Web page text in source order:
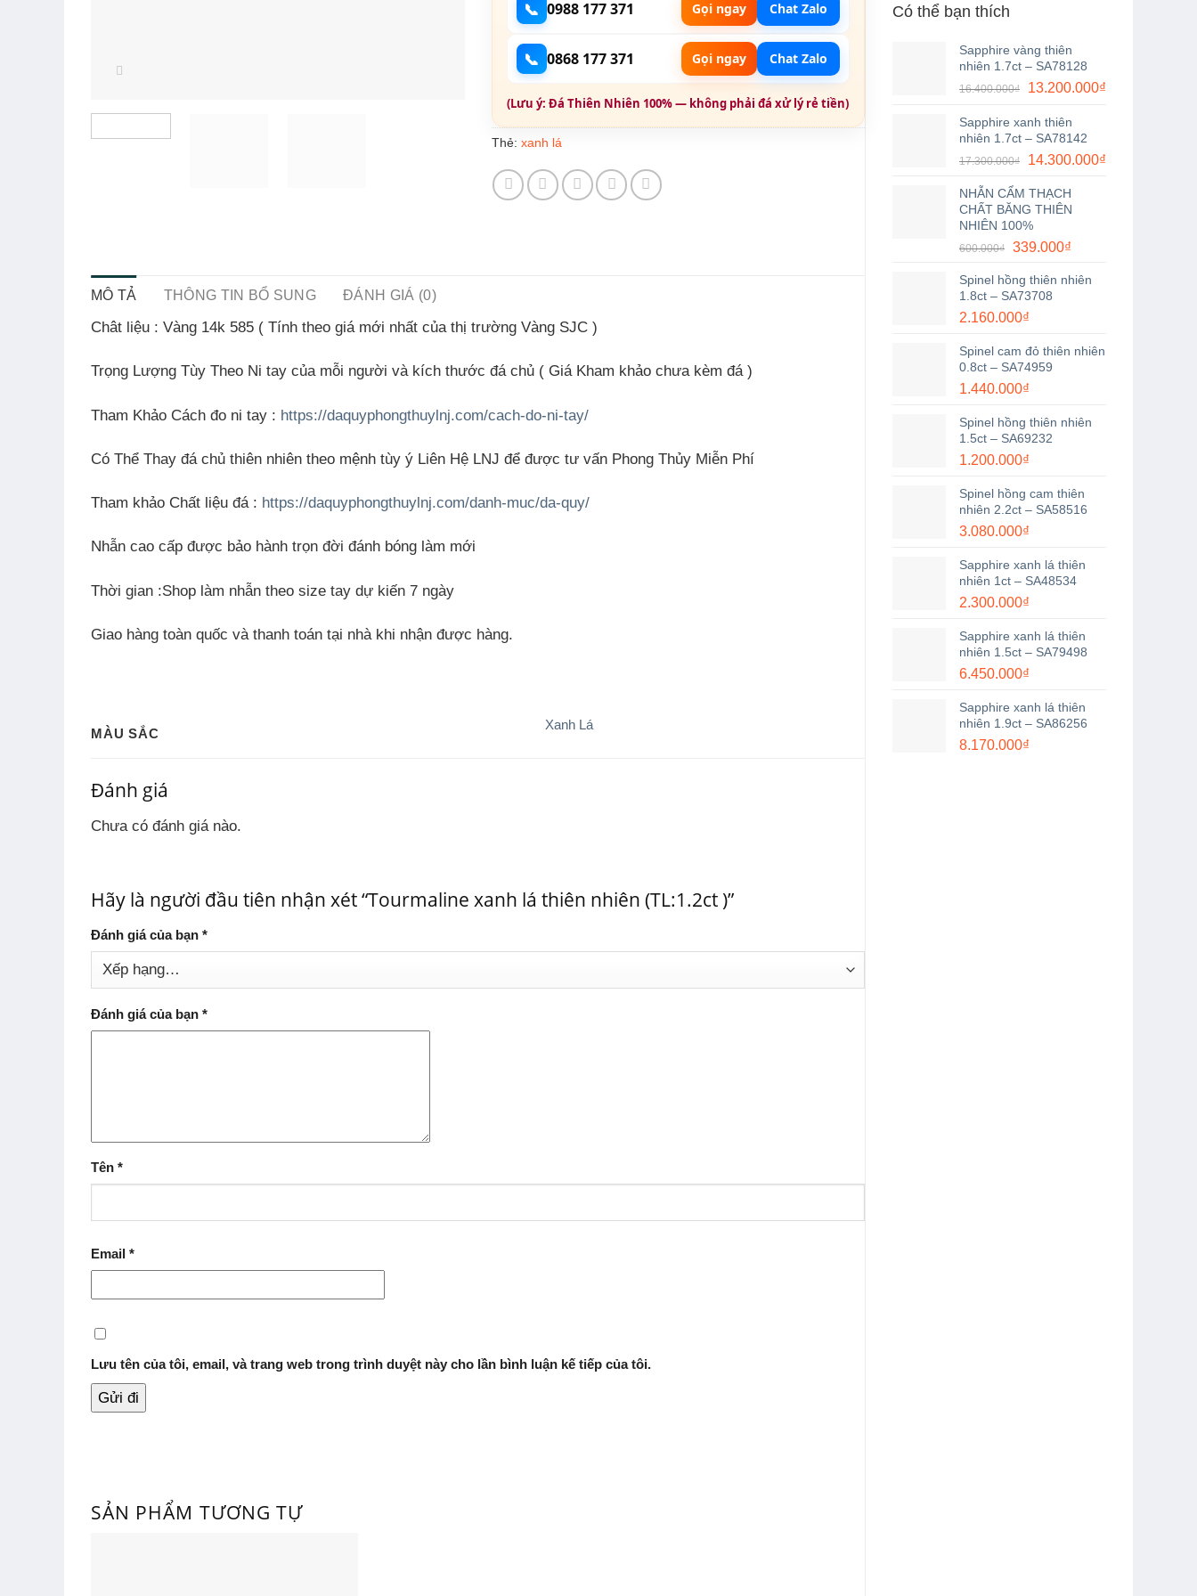
Có thể bạn thích
Sapphire vàng thiên
nhiên 1.7ct – SA78128
16.400.000₫
Giá
là:
16.400.000₫.
13.200.000₫Giá
13.200.000₫.
Sapphire xanh thiên
nhiên 1.7ct – SA78142
17.300.000₫
Giá
là:
17.300.000₫.
14.300.000₫Giá
NHẪN CẨM THẠCH
CHẤT BĂNG THIÊN
NHIÊN 100%
600.000₫
Giá
là:
600.000₫.
339.000₫Giá
tại
Spinel hồng thiên nhiên
1.8ct – SA73708
2.160.000₫
Spinel cam đỏ thiên nhiên
0.8ct – SA74959
1.440.000₫
Spinel hồng thiên nhiên
1.5ct – SA69232
1.200.000₫
Spinel hồng cam thiên
nhiên 2.2ct – SA58516
3.080.000₫
Sapphire xanh lá thiên
nhiên 1ct – SA48534
2.300.000₫
Sapphire xanh lá thiên
nhiên 1.5ct – SA79498
6.450.000₫
Sapphire xanh lá thiên
nhiên 1.9ct – SA86256
8.170.000₫
📞 0988 177 371 Gọi ngay Chat Zalo
📞 0868 177 371 Gọi ngay Chat Zalo
(Lưu ý: Đá Thiên Nhiên 100% — không phải đá xử lý rẻ tiền)
Thẻ: xanh lá
MÔ TẢ THÔNG TIN BỔ SUNG ĐÁNH GIÁ (0)
Chât liệu : Vàng 14k 585 ( Tính theo giá mới nhất của thị trường Vàng SJC )
Trọng Lượng Tùy Theo Ni tay của mỗi người và kích thước đá chủ ( Giá Kham khảo chưa kèm đá )
Tham Khảo Cách đo ni tay : https://daquyphongthuylnj.com/cach-do-ni-tay/
Có Thể Thay đá chủ thiên nhiên theo mệnh tùy ý Liên Hệ LNJ để được tư vấn Phong Thủy Miễn Phí
Tham khảo Chất liệu đá: https://daquyphongthuylnj.com/danh-muc/da-quy/
Nhẫn cao cấp được bảo hành trọn đời đánh bóng làm mới
Thời gian :Shop làm nhẫn theo size tay dự kiến 7 ngày
Giao hàng toàn quốc và thanh toán tại nhà khi nhận được hàng.
MÀU SẮC
Xanh Lá
Đánh giá
Chưa có đánh giá nào.
Hãy là người đầu tiên nhận xét “Tourmaline xanh lá thiên nhiên (TL:1.2ct )”
Đánh giá của bạn *
Đánh giá của bạn *
Tên *
Email *
Lưu tên của tôi, email, và trang web trong trình duyệt này cho lần bình luận kế tiếp của tôi.
SẢN PHẨM TƯƠNG TỰ